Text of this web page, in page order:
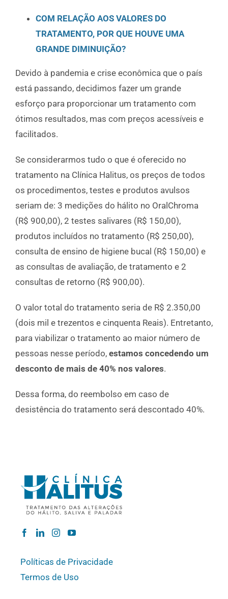
COM RELAÇÃO AOS VALORES DO
TRATAMENTO, POR QUE HOUVE UMA
GRANDE DIMINUIÇÃO?
Devido à pandemia e crise econômica que o país
está passando, decidimos fazer um grande
esforço para proporcionar um tratamento com
ótimos resultados, mas com preços acessíveis e
facilitados.
Se considerarmos tudo o que é oferecido no
tratamento na Clínica Halitus, os preços de todos
os procedimentos, testes e produtos avulsos
seriam de: 3 medições do hálito no OralChroma
(R$ 900,00), 2 testes salivares (R$ 150,00),
produtos incluídos no tratamento (R$ 250,00),
consulta de ensino de higiene bucal (R$ 150,00) e
as consultas de avaliação, de tratamento e 2
consultas de retorno (R$ 900,00).
O valor total do tratamento seria de R$ 2.350,00
(dois mil e trezentos e cinquenta Reais). Entretanto,
para viabilizar o tratamento ao maior número de
pessoas nesse período, estamos concedendo um
desconto de mais de 40% nos valores.
Dessa forma, do reembolso em caso de
desistência do tratamento será descontado 40%.
Políticas de Privacidade
Termos de Uso